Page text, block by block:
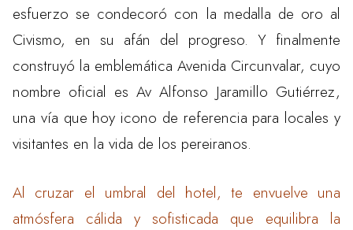
esfuerzo se condecoró con la medalla de oro al
Civismo, en su afán del progreso. Y finalmente
construyó la emblemática Avenida Circunvalar, cuyo
nombre oficial es Av Alfonso Jaramillo Gutiérrez,
una vía que hoy icono de referencia para locales y
visitantes en la vida de los pereiranos.
Al cruzar el umbral del hotel, te envuelve una
atmósfera cálida y sofisticada que equilibra la